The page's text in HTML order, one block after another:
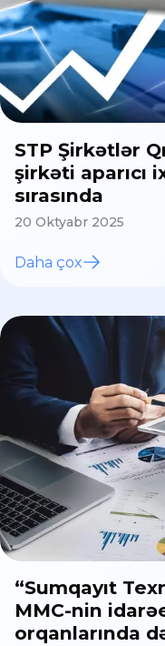
STP Şirkətlər
şirkəti aparıcı
sırasında
20 Oktyabr 2025
Daha çox
“Sumqayıt
MMC-nin
orqanlarında